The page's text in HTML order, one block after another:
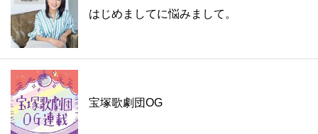
はじめましてに悩みまして。
宝塚歌劇団OG